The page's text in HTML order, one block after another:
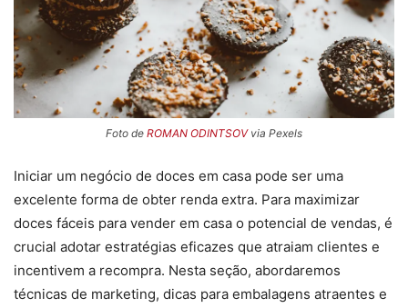
Foto de ROMAN ODINTSOVvia Pexels
Iniciar um negócio de doces em casa pode ser uma
excelente forma de obter renda extra. Para maximizar
doces fáceis para vender em casa o potencial de vendas, é
crucial adotar estratégias eficazes que atraiam clientes e
incentivem a recompra. Nesta seção, abordaremos
técnicas de marketing, dicas para embalagens atraentes e